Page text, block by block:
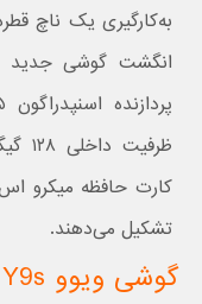
به‌کارگیری یک ناچ
انگشت گوشی جدید
کارت حافظه
تشکیل می‌دهند.